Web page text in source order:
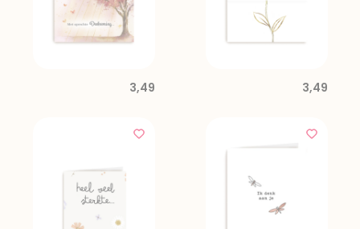
3,49 3,49